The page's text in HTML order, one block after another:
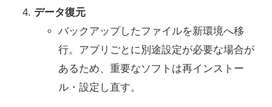
データ復元
バックアップしたファイルを新環境へ移
行。アプリごとに別途設定が必要な場合が
あるため、重要なソフトは再インストー
ル・設定し直す。